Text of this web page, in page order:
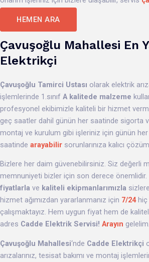
HEMEN ARA
Çavuşoğlu Mahallesi En
Elektrikçi
Çavuşoğlu Tamirci Ustası olarak elektrik
işlemlerinde 1.sınıf A kalitede malzeme
profesyonel ekibimizle kaliteli bir hizmet
geç saatler dahil günün her saatinde sigorta
montaj ve kurulum gibi işleriniz için günün her
saatinde arayabilir sorunlarınıza kalıcı
Bizlere her daim güvenebilirsiniz. Siz değerli
memnuniyeti bizler için son derece önemlidir.
fiyatlarla ve kaliteli ekipmanlarımızla
hizmet ağımızdan yararlanmanız için 7/24hiç
çalışmaktayız. Hem uygun fiyat hem de
adres Cadde Elektrik Servisi! Arayın
Çavuşoğlu Mahallesi‘nde Cadde Elektrikçi
arızalarınız, tesisat bakımı ve montaj